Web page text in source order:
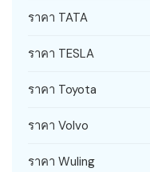
ราคา TATA
ราคา TESLA
ราคา Toyota
ราคา Volvo
ราคา Wuling